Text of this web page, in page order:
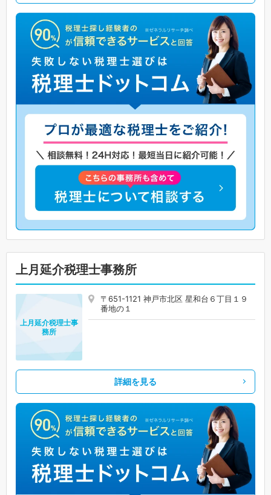
上月延介税理士事務所
〒651-1121 神戸市北区 星和台６丁目１９
番地の１
上月延介税理士事
務所
詳細を見る